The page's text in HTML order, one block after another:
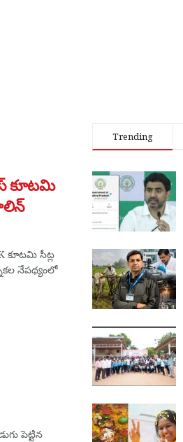
కూటమి
కూటమి సీట్ల
నేపథ్యంలో
పెట్టిన
Trending